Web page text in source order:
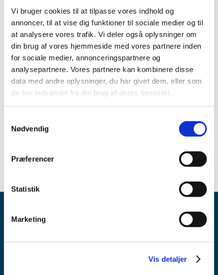
Vi bruger cookies til at tilpasse vores indhold og
annoncer, til at vise dig funktioner til sociale medier og til
at analysere vores trafik. Vi deler også oplysninger om
din brug af vores hjemmeside med vores partnere inden
for sociale medier, annonceringspartnere og
analysepartnere. Vores partnere kan kombinere disse
data med andre oplysninger, du har givet dem, eller som
de har indsamlet fra din brug af deres tjenester.
Nødvendig
Præferencer
Statistik
Marketing
Vis detaljer
Aktivt stof:Glyceryltrinitrat
ATC-kode:C01DA02
Forventet periode: Start juni - slut juni 2026
Årsag:Øget salg/efterspørgsel
Virksomhed: Avia Pharma AB
Gå til Lægemiddelstyrelsens
Meddelelser om forsyning af